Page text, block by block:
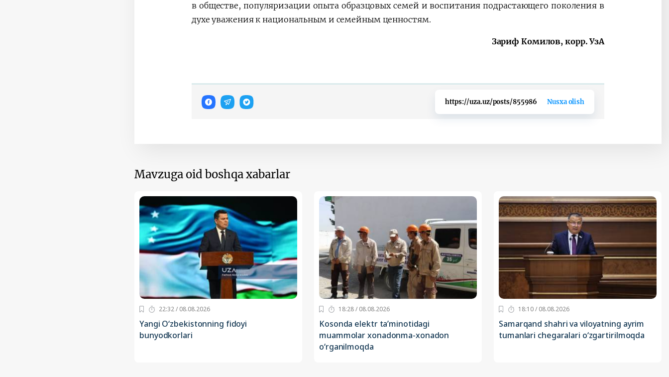
в обществе, популяризации опыта образцовых семей и воспитания подрастающего поколения в
духе уважения к национальным и семейным ценностям.
Зариф Комилов, корр. УзА
https://uza.uz/posts/855986 Nusxa olish
Mavzuga oid boshqa xabarlar
22:32 / 08.08.2026
Yangi O‘zbekistonning fidoyi
bunyodkorlari
18:28 / 08.08.2026
Kosonda elektr ta’minotidagi
muammolar xonadonma-xonadon
o‘rganilmoqda
18:10 / 08.08.2026
Samarqand shahri va viloyatning ayrim
tumanlari chegaralari o‘zgartirilmoqda